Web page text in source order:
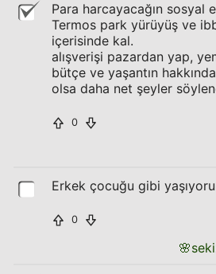
Para harcayacağın sosyal
Termos park yürüyüş ve
içerisinde kal.
alışverişi pazardan yap,
bütçe ve yaşantın
olsa daha net şeyler
0
Erkek çocuğu gibi
0
🌸